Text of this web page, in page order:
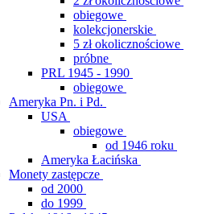
obiegowe
kolekcjonerskie
5 zł okolicznościowe
próbne
PRL 1945 - 1990
obiegowe
Ameryka Pn. i Pd.
USA
obiegowe
od 1946 roku
Ameryka Łacińska
Monety zastępcze
od 2000
do 1999